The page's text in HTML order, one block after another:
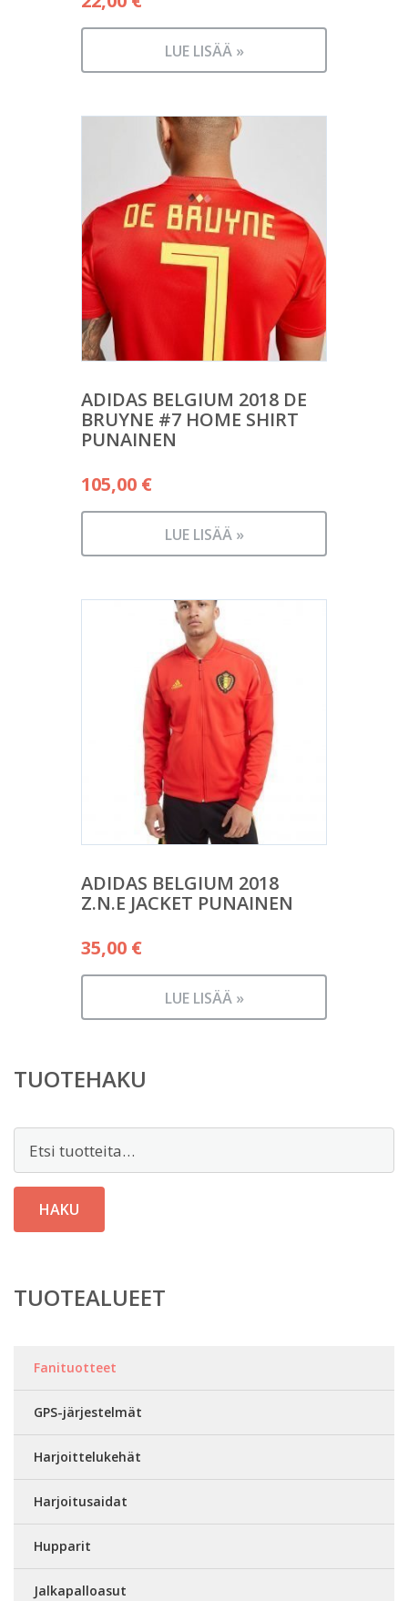
LUE LISÄÄ »
ADIDAS BELGIUM 2018 DE
BRUYNE #7 HOME SHIRT
PUNAINEN
105,00 €
LUE LISÄÄ »
ADIDAS BELGIUM 2018
Z.N.E JACKET PUNAINEN
35,00 €
LUE LISÄÄ »
TUOTEHAKU
HAKU
TUOTEALUEET
Fanituotteet
GPS-järjestelmät
Harjoittelukehät
Harjoitusaidat
Hupparit
Jalkapalloasut